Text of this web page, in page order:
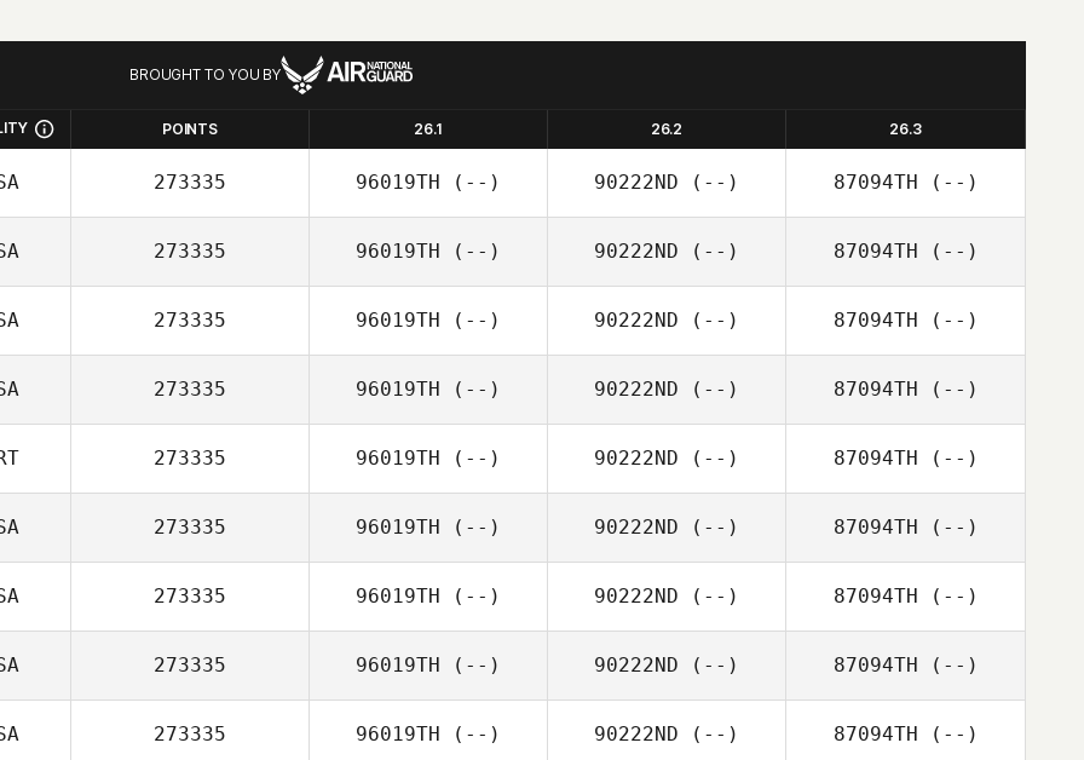
BROUGHT TO YOU BY
POINTS 26.1 26.2 26.3
273335 96019TH (--) 90222ND (--) 87094TH (--)
273335 96019TH (--) 90222ND (--) 87094TH (--)
273335 96019TH (--) 90222ND (--) 87094TH (--)
273335 96019TH (--) 90222ND (--) 87094TH (--)
273335 96019TH (--) 90222ND (--) 87094TH (--)
273335 96019TH (--) 90222ND (--) 87094TH (--)
273335 96019TH (--) 90222ND (--) 87094TH (--)
273335 96019TH (--) 90222ND (--) 87094TH (--)
273335 96019TH (--) 90222ND (--) 87094TH (--)